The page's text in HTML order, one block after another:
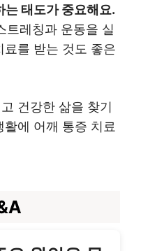
는 태도가 중요해요.
트레칭과 운동을 실
를 받는 것도 좋은
건강한 삶을 찾기
에 어깨 통증 치료